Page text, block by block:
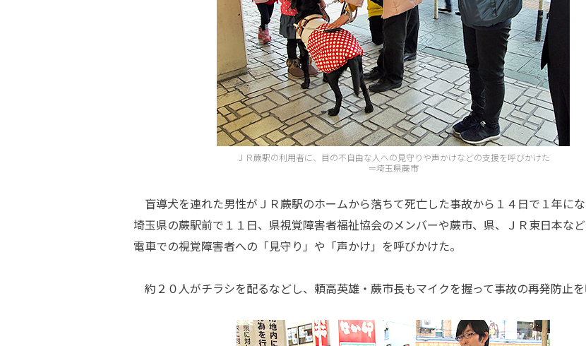
ＪＲ蕨駅の利用者に、目の不自由な人への見守りや声かけなどの支援を呼びかけた
＝埼玉県蕨市
盲導犬を連れた男性がＪＲ蕨駅のホームから落ちて死亡した事故から１４日で１年にな
埼玉県の蕨駅前で１１日、県視覚障害者福祉協会のメンバーや蕨市、県、ＪＲ東日本な
電車での視覚障害者への「見守り」や「声かけ」を呼びかけた。
約２０人がチラシを配るなどし、頼高英雄・蕨市長もマイクを握って事故の再発防止を